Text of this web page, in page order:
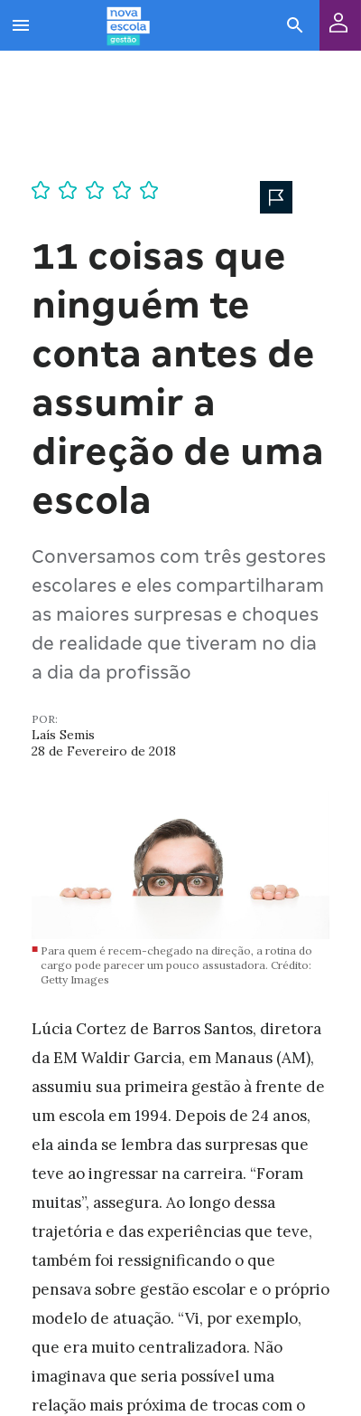
11 coisas que
ninguém te
conta antes de
assumir a
direção de uma
escola
Conversamos com três gestores
escolares e eles compartilharam
as maiores surpresas e choques
de realidade que tiveram no dia
a dia da profissão
POR:
Laís Semis
28 de Fevereiro de 2018
Para quem é recem-chegado na direção, a rotina do
cargo pode parecer um pouco assustadora. Crédito:
Getty Images
Lúcia Cortez de Barros Santos, diretora
da EM Waldir Garcia, em Manaus (AM),
assumiu sua primeira gestão à frente de
um escola em 1994. Depois de 24 anos,
ela ainda se lembra das surpresas que
teve ao ingressar na carreira. “Foram
muitas”, assegura. Ao longo dessa
trajetória e das experiências que teve,
também foi ressignificando o que
pensava sobre gestão escolar e o próprio
modelo de atuação. “Vi, por exemplo,
que era muito centralizadora. Não
imaginava que seria possível uma
relação mais próxima de trocas com o